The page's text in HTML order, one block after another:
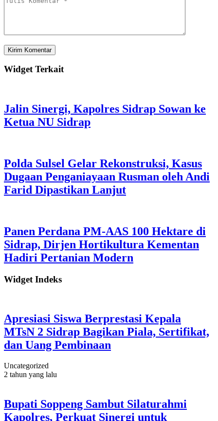
Widget Terkait
Jalin Sinergi, Kapolres Sidrap Sowan ke
Ketua NU Sidrap
Polda Sulsel Gelar Rekonstruksi, Kasus
Dugaan Penganiayaan Rusman oleh Andi
Farid Dipastikan Lanjut
Panen Perdana PM-AAS 100 Hektare di
Sidrap, Dirjen Hortikultura Kementan
Hadiri Pertanian Modern
Widget Indeks
Apresiasi Siswa Berprestasi Kepala
MTsN 2 Sidrap Bagikan Piala, Sertifikat,
dan Uang Pembinaan
Uncategorized
2 tahun yang lalu
Bupati Soppeng Sambut Silaturahmi
Kapolres, Perkuat Sinergi untuk